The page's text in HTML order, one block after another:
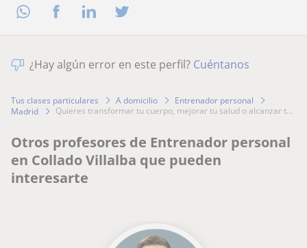
¿Hay algún error en este perfil? Cuéntanos
Tus clases particulares A domicilio
Entrenador personal
Madrid
quieres transformar tu cuerpo, mejorar tu salud o alcanzar t...
Otros profesores de Entrenador personal
en Collado Villalba que pueden
interesarte